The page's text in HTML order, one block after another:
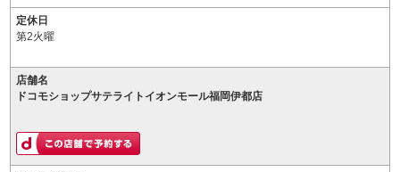
定休日
第2火曜
店舗名
ドコモショップサテライトイオンモール福岡伊都店